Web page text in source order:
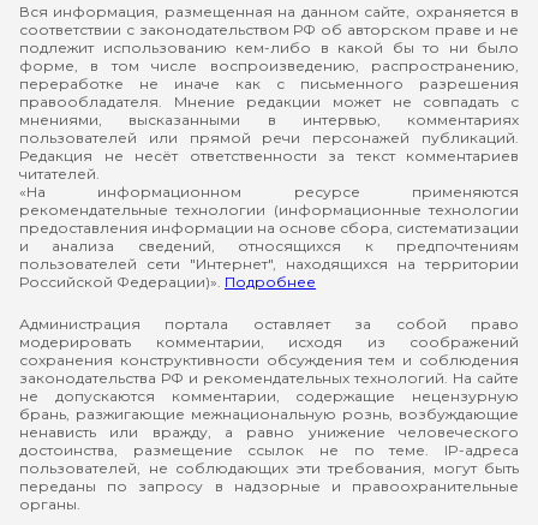
Вся информация, размещенная на данном сайте, охраняется в
соответствии с законодательством РФ об авторском праве и не
подлежит использованию кем-либо в какой бы то ни было
форме, в том числе воспроизведению, распространению,
переработке не иначе как с письменного разрешения
правообладателя. Мнение редакции может не совпадать с
мнениями, высказанными в интервью, комментариях
пользователей или прямой речи персонажей публикаций.
Редакция не несёт ответственности за текст комментариев
читателей.
«На информационном ресурсе применяются
рекомендательные технологии (информационные технологии
предоставления информации на основе сбора, систематизации
и анализа сведений, относящихся к предпочтениям
пользователей сети "Интернет", находящихся на территории
Российской Федерации)». Подробнее
Администрация портала оставляет за собой право
модерировать комментарии, исходя из соображений
сохранения конструктивности обсуждения тем и соблюдения
законодательства РФ и рекомендательных технологий. На сайте
не допускаются комментарии, содержащие нецензурную
брань, разжигающие межнациональную рознь, возбуждающие
ненависть или вражду, а равно унижение человеческого
достоинства, размещение ссылок не по теме. IP-адреса
пользователей, не соблюдающих эти требования, могут быть
переданы по запросу в надзорные и правоохранительные
органы.